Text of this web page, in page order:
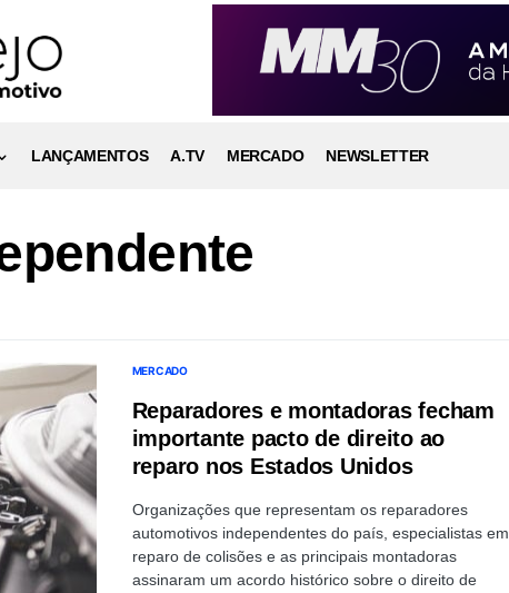
LANÇAMENTOS A.TV MERCADO
NEWSLETTER
MERCADO
Reparadores e montadoras fecham
importante pacto de direito ao
reparo nos Estados Unidos
Organizações que representam os reparadores
automotivos independentes do país, especialistas em
reparo de colisões e as principais montadoras
assinaram um acordo histórico sobre o direito de